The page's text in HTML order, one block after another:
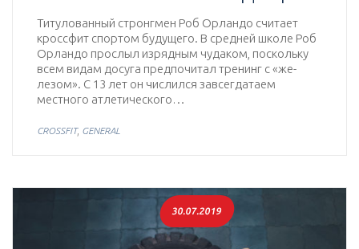
Титулованный стронгмен Роб Орландо считает
кроссфит спортом будущего. В средней школе Роб
Орландо прослыл изрядным чудаком, поскольку
всем видам досуга предпочитал тренинг с «же­
лезом». С 13 лет он числился завсегдатаем
местного атлетического…
CROSSFIT, GENERAL
30.07.2019